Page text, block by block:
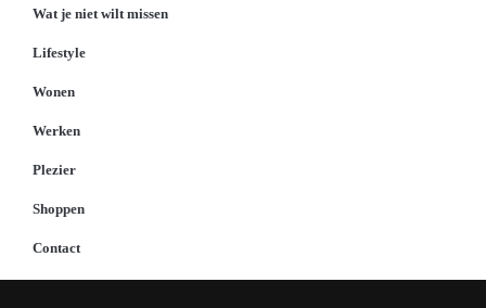
Wat je niet wilt missen
Lifestyle
Wonen
Werken
Plezier
Shoppen
Contact